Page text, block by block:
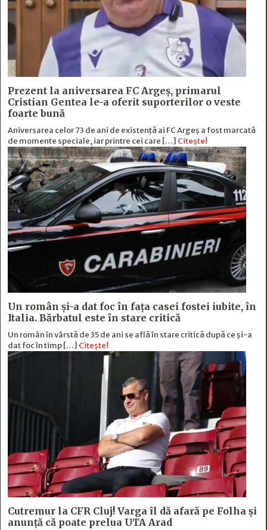
Prezent la aniversarea FC Argeș, primarul
Cristian Gentea le-a oferit suporterilor o veste
foarte bună
Aniversarea celor 73 de ani de existență ai FC Argeș a fost marcată
de momente speciale, iar printre cei care […] Citește!
Un român și-a dat foc în fața casei fostei iubite, în
Italia. Bărbatul este în stare critică
Un român în vârstă de 35 de ani se află în stare critică după ce și-a
dat foc în timp […] Citește!
Cutremur la CFR Cluj! Varga îl dă afară pe Folha și
anunță că poate prelua UTA Arad